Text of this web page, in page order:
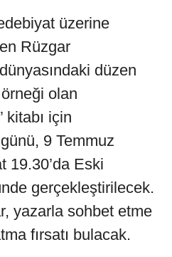
üzerine
Rüzgar
düzen
örneği olan
kitabı için
9 Temmuz
19.30’da Eski
gerçekleştirilecek.
yazarla sohbet etme
fırsatı bulacak.